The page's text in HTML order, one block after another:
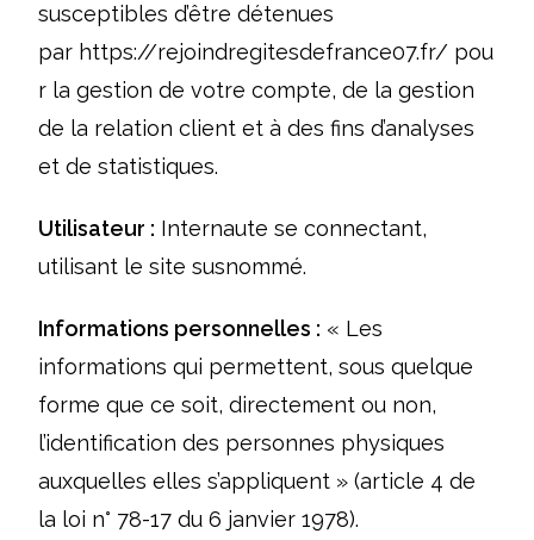
susceptibles d’être détenues
par https://rejoindregitesdefrance07.fr/ pou
r la gestion de votre compte, de la gestion
de la relation client et à des fins d’analyses
et de statistiques.
Utilisateur : Internaute se connectant,
utilisant le site susnommé.
Informations personnelles : « Les
informations qui permettent, sous quelque
forme que ce soit, directement ou non,
l’identification des personnes physiques
auxquelles elles s’appliquent » (article 4 de
la loi n° 78-17 du 6 janvier 1978).